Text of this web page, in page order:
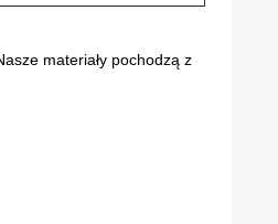
materiały pochodzą z